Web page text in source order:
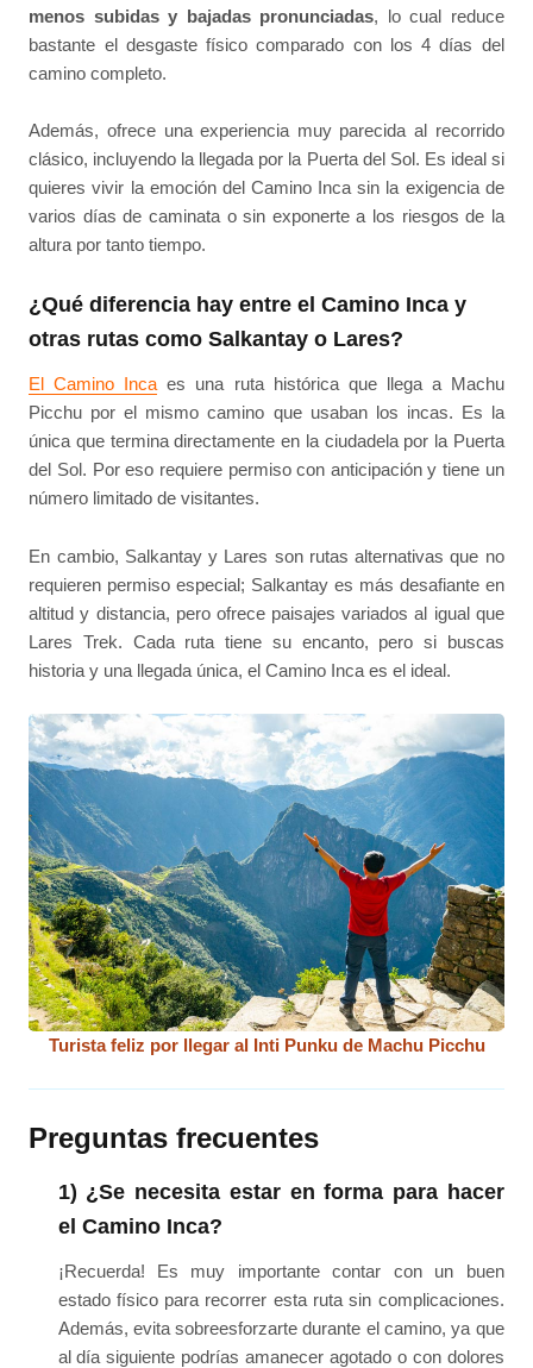
menos subidas y bajadas pronunciadas, lo cual reduce
bastante el desgaste físico comparado con los 4 días del
camino completo.
Además, ofrece una experiencia muy parecida al recorrido
clásico, incluyendo la llegada por la Puerta del Sol. Es ideal si
quieres vivir la emoción del Camino Inca sin la exigencia de
varios días de caminata o sin exponerte a los riesgos de la
altura por tanto tiempo.
¿Qué diferencia hay entre el Camino Inca y
otras rutas como Salkantay o Lares?
El Camino Inca es una ruta histórica que llega a Machu
Picchu por el mismo camino que usaban los incas. Es la
única que termina directamente en la ciudadela por la Puerta
del Sol. Por eso requiere permiso con anticipación y tiene un
número limitado de visitantes.
En cambio, Salkantay y Lares son rutas alternativas que no
requieren permiso especial; Salkantay es más desafiante en
altitud y distancia, pero ofrece paisajes variados al igual que
Lares Trek. Cada ruta tiene su encanto, pero si buscas
historia y una llegada única, el Camino Inca es el ideal.
Turista feliz por llegar al Inti Punku de Machu Picchu
Preguntas frecuentes
1) ¿Se necesita estar en forma para hacer
el Camino Inca?
¡Recuerda! Es muy importante contar con un buen
estado físico para recorrer esta ruta sin complicaciones.
Además, evita sobreesforzarte durante el camino, ya que
al día siguiente podrías amanecer agotado o con dolores